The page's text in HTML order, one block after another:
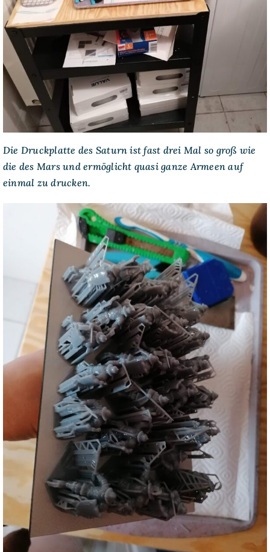
Die Druckplatte des Saturn ist fast drei Mal so groß wie
die des Mars und ermöglicht quasi ganze Armeen auf
einmal zu drucken.